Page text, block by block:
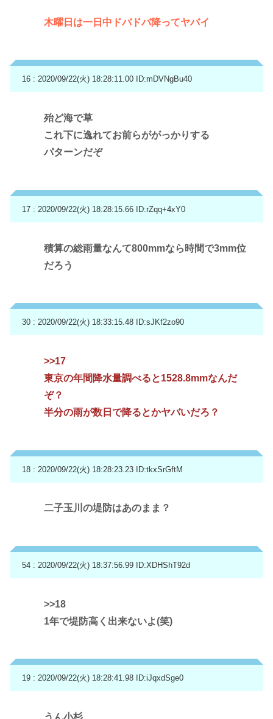
木曜日は一日中ドバドバ降ってヤバイ
16 : 2020/09/22(火) 18:28:11.00 ID:mDVNgBu40
殆ど海で草
これ下に逸れてお前らががっかりする
パターンだぞ
17 : 2020/09/22(火) 18:28:15.66 ID:rZqq+4xY0
積算の総雨量なんて800mmなら時間で3mm位
だろう
30 : 2020/09/22(火) 18:33:15.48 ID:sJKf2zo90
>>17
東京の年間降水量調べると1528.8mmなんだ
ぞ？
半分の雨が数日で降るとかヤバいだろ？
18 : 2020/09/22(火) 18:28:23.23 ID:tkxSrGftM
二子玉川の堤防はあのまま？
54 : 2020/09/22(火) 18:37:56.99 ID:XDHShT92d
>>18
1年で堤防高く出来ないよ(笑)
19 : 2020/09/22(火) 18:28:41.98 ID:iJqxdSge0